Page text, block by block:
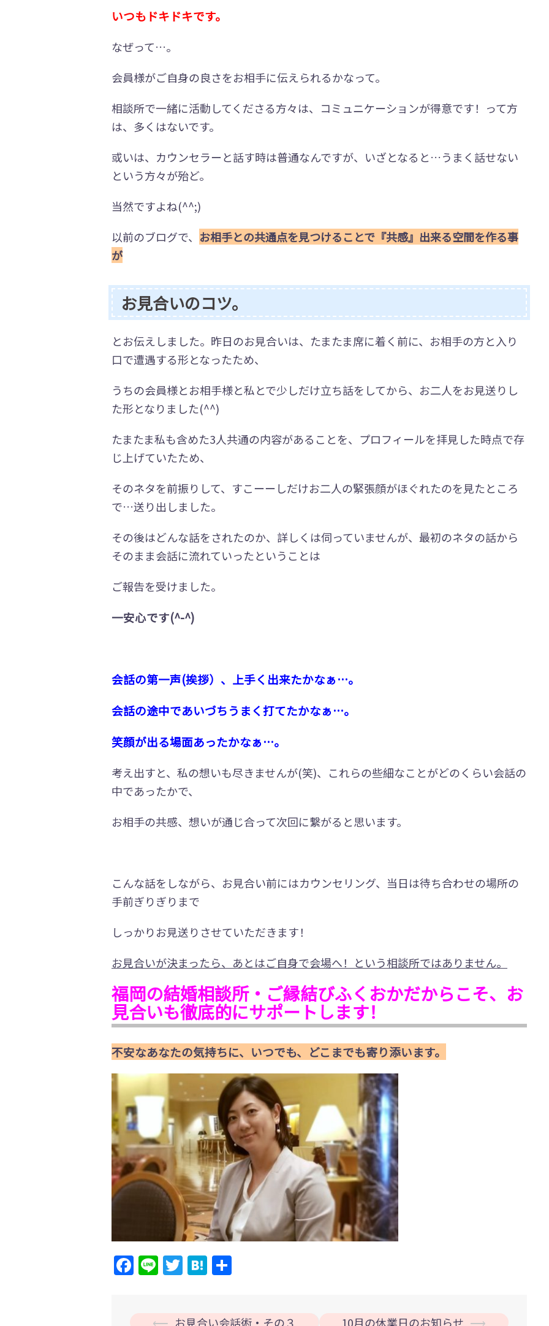
いつもドキドキです。
なぜって…。
会員様がご自身の良さをお相手に伝えられるかなって。
相談所で一緒に活動してくださる方々は、コミュニケーションが得意です！って方
は、多くはないです。
或いは、カウンセラーと話す時は普通なんですが、いざとなると…うまく話せない
という方々が殆ど。
当然ですよね(^^;)
以前のブログで、 お相手との共通点を見つけることで『共感』出来る空間を作る事
が
お見合いのコツ。
とお伝えしました。昨日のお見合いは、たまたま席に着く前に、お相手の方と入り
口で遭遇する形となったため、
うちの会員様とお相手様と私とで少しだけ立ち話をしてから、お二人をお見送りし
た形となりました(^^)
たまたま私も含めた3人共通の内容があることを、プロフィールを拝見した時点で存
じ上げていたため、
そのネタを前振りして、すこーーしだけお二人の緊張顔がほぐれたのを見たところ
で…送り出しました。
その後はどんな話をされたのか、詳しくは伺っていませんが、最初のネタの話から
そのまま会話に流れていったということは
ご報告を受けました。
一安心です(^-^)
会話の第一声(挨拶）、上手く出来たかなぁ…。
会話の途中であいづちうまく打てたかなぁ…。
笑顔が出る場面あったかなぁ…。
考え出すと、私の想いも尽きませんが(笑)、これらの些細なことがどのくらい会話の
中であったかで、
お相手の共感、想いが通じ合って次回に繋がると思います。
こんな話をしながら、お見合い前にはカウンセリング、当日は待ち合わせの場所の
手前ぎりぎりまで
しっかりお見送りさせていただきます！
お見合いが決まったら、あとはご自身で会場へ！という相談所ではありません。
福岡の結婚相談所・ご縁結びふくおかだからこそ、お
見合いも徹底的にサポートします！
不安なあなたの気持ちに、いつでも、どこまでも寄り添います。
Facebook
LineTwitterHatena
⟵ お見合い会話術・その３ 10月の休業日のお知らせ ⟶